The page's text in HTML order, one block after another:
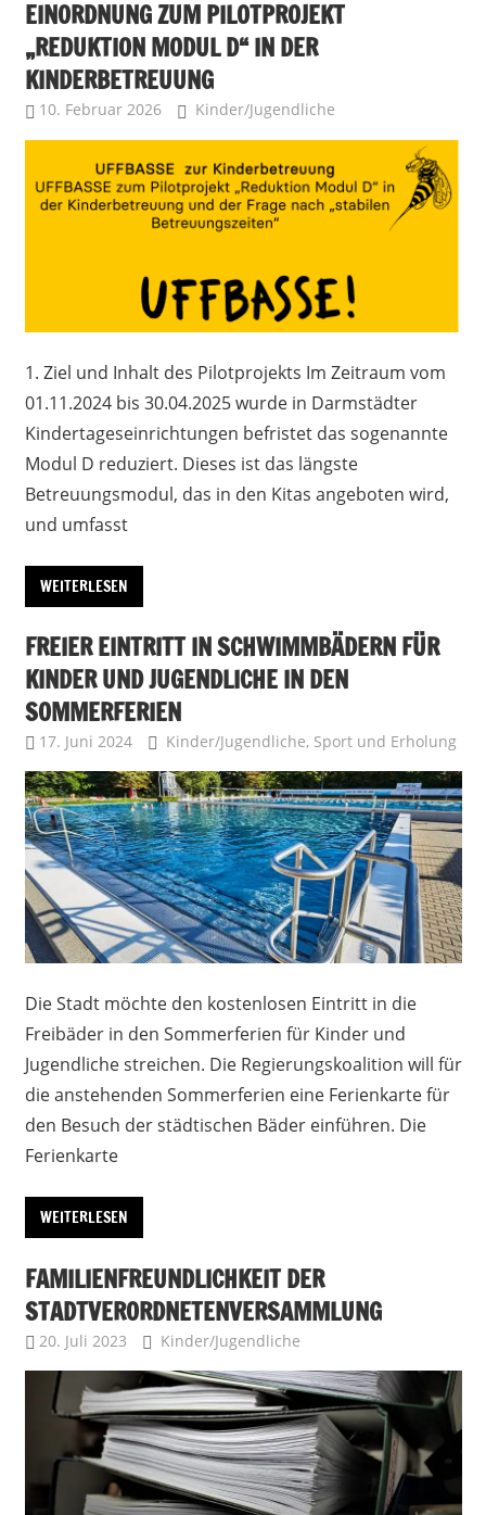
EINORDNUNG ZUM PILOTPROJEKT
„REDUKTION MODUL D“ IN DER
KINDERBETREUUNG
10. Februar 2026 Sebastian Schmitt
Kinder/Jugendliche
1. Ziel und Inhalt des Pilotprojekts Im Zeitraum vom
01.11.2024 bis 30.04.2025 wurde in Darmstädter
Kindertageseinrichtungen befristet das sogenannte
Modul D reduziert. Dieses ist das längste
Betreuungsmodul, das in den Kitas angeboten wird,
und umfasst
WEITERLESEN
FREIER EINTRITT IN SCHWIMMBÄDERN FÜR
KINDER UND JUGENDLICHE IN DEN
SOMMERFERIEN
17. Juni 2024 Uffbasse
Kinder/Jugendliche, Sport und Erholung
Die Stadt möchte den kostenlosen Eintritt in die
Freibäder in den Sommerferien für Kinder und
Jugendliche streichen. Die Regierungskoalition will für
die anstehenden Sommerferien eine Ferienkarte für
den Besuch der städtischen Bäder einführen. Die
Ferienkarte
WEITERLESEN
FAMILIENFREUNDLICHKEIT DER
STADTVERORDNETENVERSAMMLUNG
20. Juli 2023 Uffbasse
Kinder/Jugendliche